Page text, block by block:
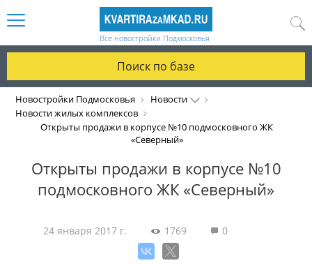
Все новостройки Подмосковья
Поиск по базе
Новостройки Подмосковья
Новости
Новости жилых комплексов
Открыты продажи в корпусе №10 подмосковного ЖК
«Северный»
Открыты продажи в корпусе №10
подмосковного ЖК «Северный»
24 января 2017 г. 1769 0